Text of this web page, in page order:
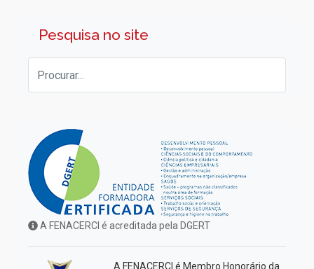
Pesquisa no site
A FENACERCI é acreditada pela DGERT
A FENACERCI é Membro Honorário da